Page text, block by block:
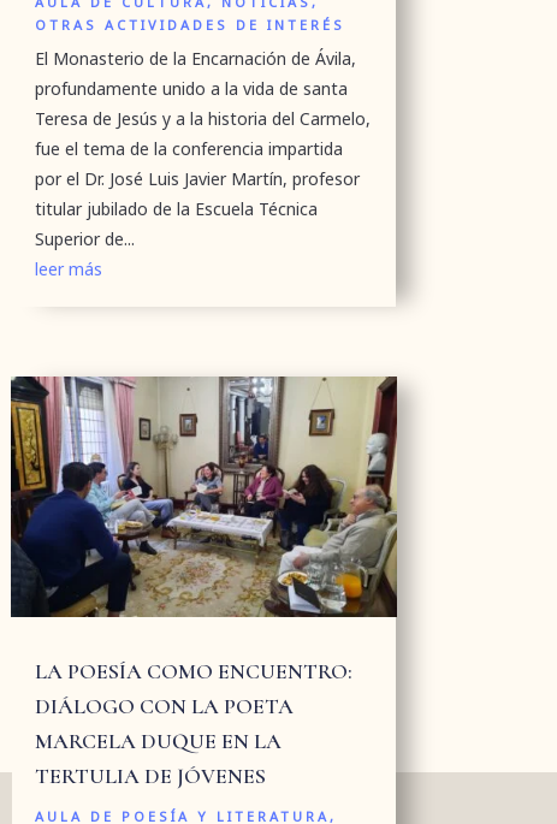
OTRAS ACTIVIDADES DE INTERÉS
El Monasterio de la Encarnación de Ávila,
profundamente unido a la vida de santa
Teresa de Jesús y a la historia del Carmelo,
fue el tema de la conferencia impartida
por el Dr. José Luis Javier Martín, profesor
titular jubilado de la Escuela Técnica
Superior de...
leer más
LA POESÍA COMO ENCUENTRO:
DIÁLOGO CON LA POETA
MARCELA DUQUE EN LA
TERTULIA DE JÓVENES
AULA DE POESÍA Y LITERATURA,